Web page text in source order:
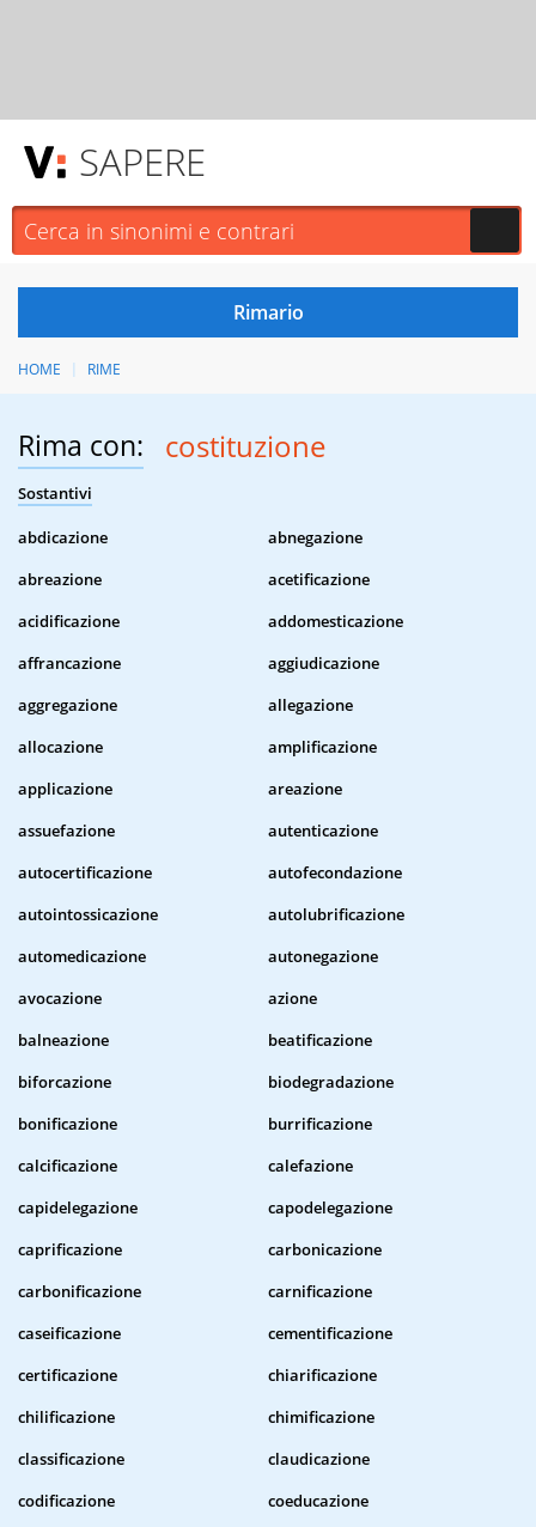
SAPERE
HOME RIME
Rima con: costituzione
Sostantivi
abdicazione
abnegazione
abreazione
acetificazione
acidificazione
addomesticazione
affrancazione
aggiudicazione
aggregazione
allegazione
allocazione
amplificazione
applicazione
areazione
assuefazione
autenticazione
autocertificazione
autofecondazione
autointossicazione
autolubrificazione
automedicazione
autonegazione
avocazione
azione
balneazione
beatificazione
biforcazione
biodegradazione
bonificazione
burrificazione
calcificazione
calefazione
capidelegazione
capodelegazione
caprificazione
carbonicazione
carbonificazione
carnificazione
caseificazione
cementificazione
certificazione
chiarificazione
chilificazione
chimificazione
classificazione
claudicazione
codificazione
coeducazione